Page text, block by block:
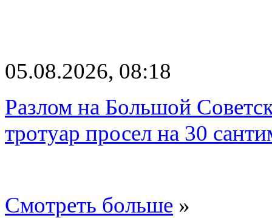
05.08.2026, 08:18
Разлом на Большой
тротуар просел на 30
Смотреть больше »